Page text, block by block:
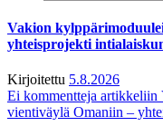
Vakion
yhteisprojekti
Kirjoitettu 5.8.2026
Ei kommentteja artikkeliin
vientiväylä Omaniin –